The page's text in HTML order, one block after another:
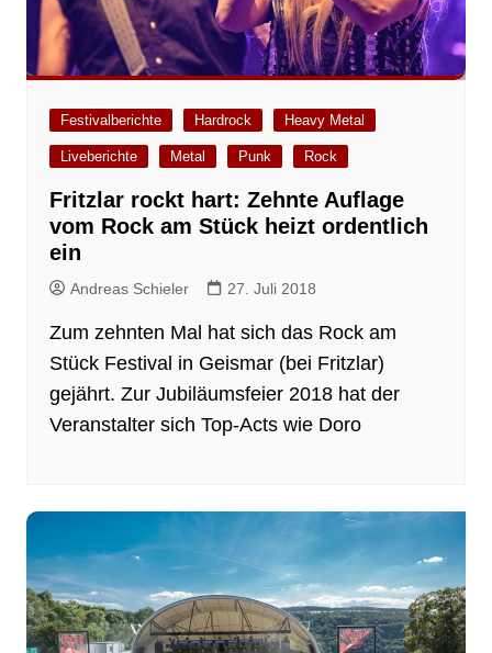
Festivalberichte Hardrock Heavy Metal
Liveberichte Metal Punk Rock
Fritzlar rockt hart: Zehnte Auflage
vom Rock am Stück heizt ordentlich
ein
Andreas Schieler 27. Juli 2018
Zum zehnten Mal hat sich das Rock am
Stück Festival in Geismar (bei Fritzlar)
gejährt. Zur Jubiläumsfeier 2018 hat der
Veranstalter sich Top-Acts wie Doro